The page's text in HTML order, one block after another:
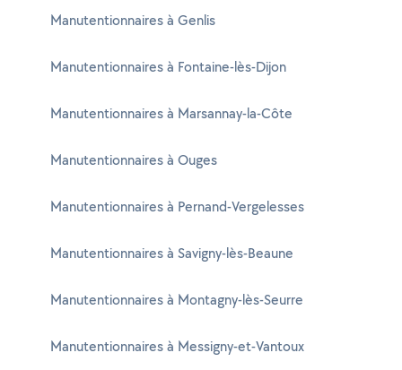
Manutentionnaires à Genlis
Manutentionnaires à Fontaine-lès-Dijon
Manutentionnaires à Marsannay-la-Côte
Manutentionnaires à Ouges
Manutentionnaires à Pernand-Vergelesses
Manutentionnaires à Savigny-lès-Beaune
Manutentionnaires à Montagny-lès-Seurre
Manutentionnaires à Messigny-et-Vantoux